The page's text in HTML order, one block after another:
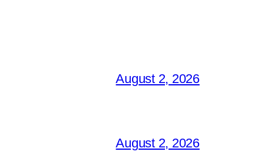
August 2, 2026
August 2, 2026